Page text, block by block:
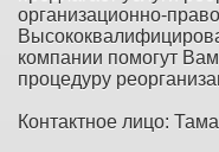
организационно-
компании помогут
процедуру
Контактное лицо: